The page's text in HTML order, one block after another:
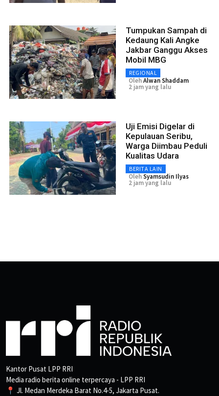
Tumpukan Sampah di
Kedaung Kali Angke
Jakbar Ganggu Akses
Mobil MBG
REGIONAL
OlehAlwan Shaddam
2 jam yang lalu
Uji Emisi Digelar di
Kepulauan Seribu,
Warga Diimbau Peduli
Kualitas Udara
BERITA LAIN
OlehSyamsudin Ilyas
2 jam yang lalu
Kantor Pusat LPP RRI
Media radio berita online terpercaya - LPP RRI
📍 Jl. Medan Merdeka Barat No.4-5, Jakarta Pusat.